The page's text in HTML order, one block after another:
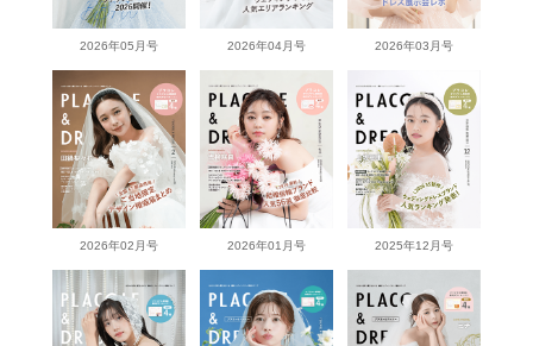
2026年05月号 2026年04月号 2026年03月号
2026年02月号 2026年01月号 2025年12月号